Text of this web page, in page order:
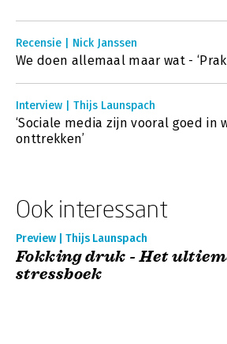
Recensie | Nick Janssen
We doen allemaal maar wat -
Interview | Thijs Launspach
‘Sociale media zijn vooral goed in
onttrekken’
Ook interessant
Preview | Thijs Launspach
Fokking druk - Het
stressboek